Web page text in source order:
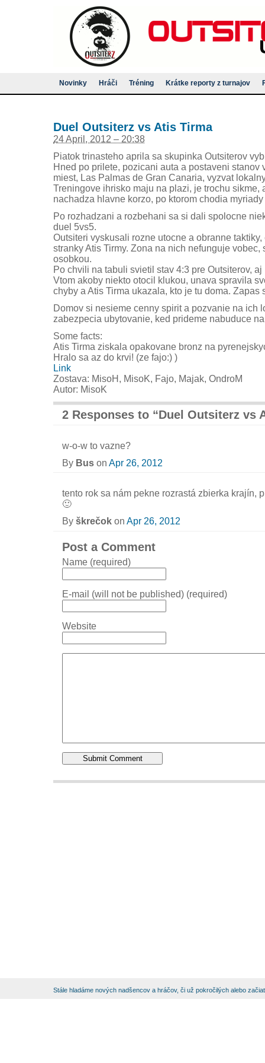
Novinky Hráči Tréning Krátke reporty z turnajov
Duel Outsiterz vs Atis Tirma
24 April, 2012 – 20:38
Piatok trinasteho aprila sa skupinka Outsiterov
Hned po prilete, pozicani auta a postaveni
miest, Las Palmas de Gran Canaria, vyzvat
Treningove ihrisko maju na plazi, je trochu sikme,
nachadza hlavne korzo, po ktorom chodia myriady
Po rozhadzani a rozbehani sa si dali spolocne
duel 5vs5.
Outsiteri vyskusali rozne utocne a obranne
stranky Atis Tirmy. Zona na nich nefunguje vobec,
osobkou.
Po chvili na tabuli svietil stav 4:3 pre Outsiterov,
Vtom akoby niekto otocil klukou, unava spravila
chyby a Atis Tirma ukazala, kto je tu doma. Zapas
Domov si nesieme cenny spirit a pozvanie na ich
zabezpecia ubytovanie, ked prideme nabuduce
Some facts:
Atis Tirma ziskala opakovane bronz na
Hralo sa az do krvi! (ze fajo:) )
Link
Zostava: MisoH, MisoK, Fajo, Majak, OndroM
Autor: MisoK
2 Responses to “Duel Outsiterz vs
w-o-w to vazne?
By Bus on Apr 26, 2012
tento rok sa nám pekne rozrastá zbierka krajín,
🙂
By škrečok on Apr 26, 2012
Post a Comment
Name (required)
E-mail (will not be published) (required)
Website
Stále hladáme nových nadšencov a hráčov, či už pokročilých alebo